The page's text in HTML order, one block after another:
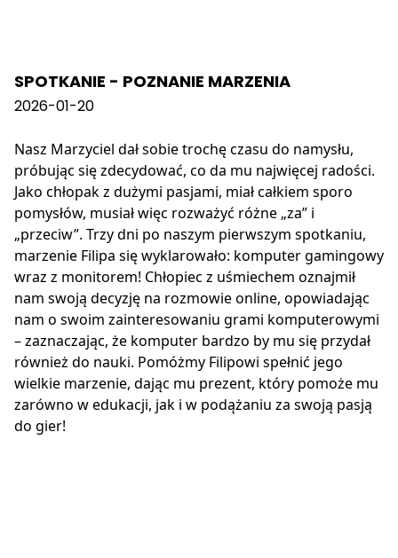
SPOTKANIE - POZNANIE MARZENIA
2026-01-20
Nasz Marzyciel dał sobie trochę czasu do namysłu,
próbując się zdecydować, co da mu najwięcej radości.
Jako chłopak z dużymi pasjami, miał całkiem sporo
pomysłów, musiał więc rozważyć różne „za” i
„przeciw”. Trzy dni po naszym pierwszym spotkaniu,
marzenie Filipa się wyklarowało: komputer gamingowy
wraz z monitorem! Chłopiec z uśmiechem oznajmił
nam swoją decyzję na rozmowie online, opowiadając
nam o swoim zainteresowaniu grami komputerowymi
– zaznaczając, że komputer bardzo by mu się przydał
również do nauki. Pomóżmy Filipowi spełnić jego
wielkie marzenie, dając mu prezent, który pomoże mu
zarówno w edukacji, jak i w podążaniu za swoją pasją
do gier!